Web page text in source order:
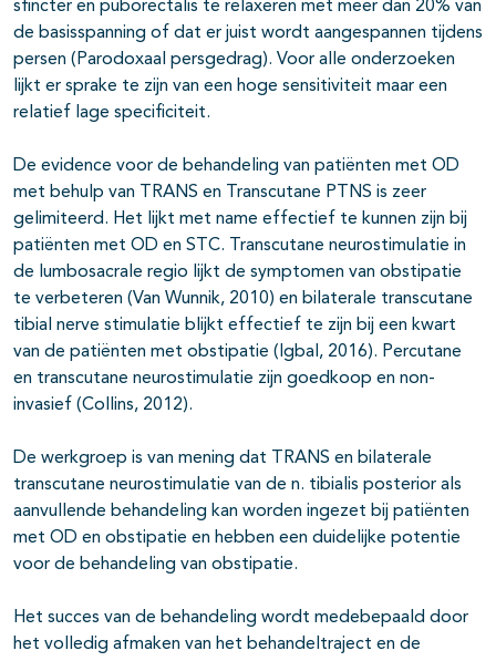
sfincter en puborectalis te relaxeren met meer dan 20% van
de basisspanning of dat er juist wordt aangespannen tijdens
persen (Parodoxaal persgedrag). Voor alle onderzoeken
lijkt er sprake te zijn van een hoge sensitiviteit maar een
relatief lage specificiteit.
De evidence voor de behandeling van patiënten met OD
met behulp van TRANS en Transcutane PTNS is zeer
gelimiteerd. Het lijkt met name effectief te kunnen zijn bij
patiënten met OD en STC. Transcutane neurostimulatie in
de lumbosacrale regio lijkt de symptomen van obstipatie
te verbeteren (Van Wunnik, 2010) en bilaterale transcutane
tibial nerve stimulatie blijkt effectief te zijn bij een kwart
van de patiënten met obstipatie (Igbal, 2016). Percutane
en transcutane neurostimulatie zijn goedkoop en non-
invasief (Collins, 2012).
De werkgroep is van mening dat TRANS en bilaterale
transcutane neurostimulatie van de n. tibialis posterior als
aanvullende behandeling kan worden ingezet bij patiënten
met OD en obstipatie en hebben een duidelijke potentie
voor de behandeling van obstipatie.
Het succes van de behandeling wordt medebepaald door
het volledig afmaken van het behandeltraject en de